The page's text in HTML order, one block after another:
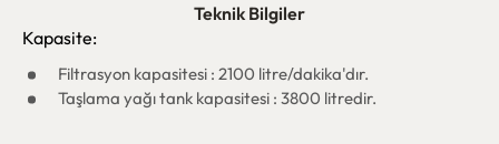
Teknik Bilgiler
Kapasite:
Filtrasyon kapasitesi : 2100 litre/dakika'dır.
Taşlama yağı tank kapasitesi : 3800 litredir.